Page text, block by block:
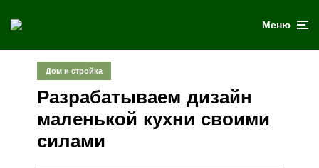
Меню
Дом и стройка
Разрабатываем дизайн
маленькой кухни своими
силами